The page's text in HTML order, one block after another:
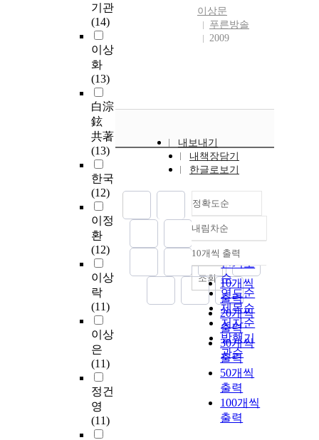
기관
(14)
이상
화
(13)
白淙
鉉
共著
(13)
한국
(12)
이정
환
(12)
이상
락
(11)
이상
은
(11)
정건
영
(11)
이상문
푸른방솔
2009
내보내기
내책장담기
한글로보기
정확도순
정확도
순
인기도
순
연도순
제목순
저자순
발행기
관순
내림차순
내림차순
10개씩 출력
10개씩
출력
20개씩
출력
30개씩
출력
50개씩
출력
100개씩
출력
조회